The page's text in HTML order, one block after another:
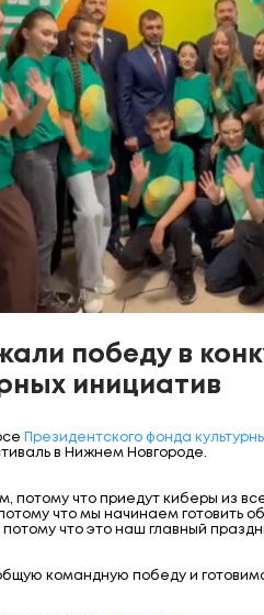
победу в
инициатив
Президентского фонда
в Нижнем Новгороде.
потому что приедут киберы из
что мы начинаем готовить
что это наш главный
командную победу и